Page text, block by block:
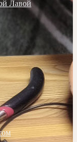
Лавой